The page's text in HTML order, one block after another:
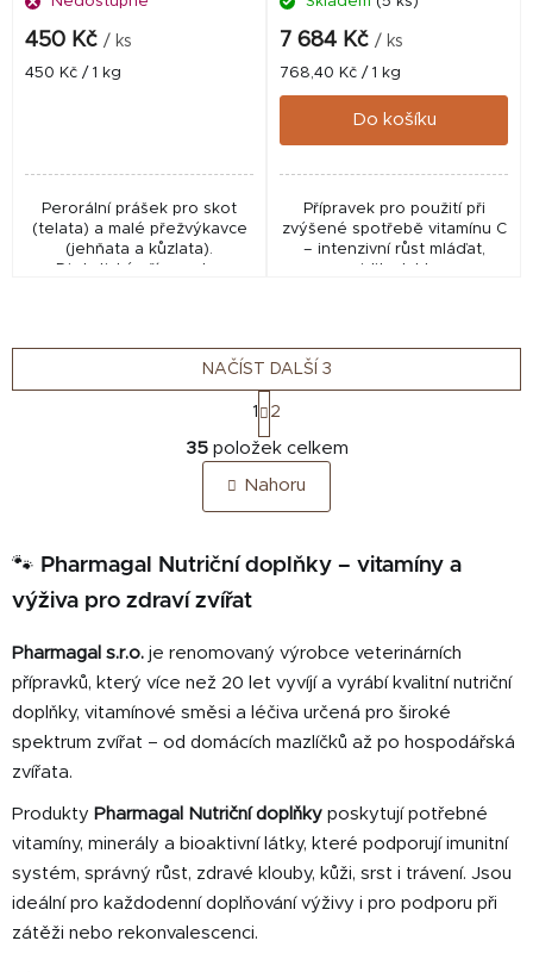
450 Kč / ks
Měrná
450 Kč / 1 kg
Perorální prášek pro skot
(telata) a malé přežvýkavce
(jehňata a kůzlata).
7 684 Kč / ks
Měrná
cena:
768,40 Kč / 1 kg
Do košíku
Přípravek pro použití při
zvýšené spotřebě vitamínu C
– intenzivní růst mláďat,
O
v
l
á
a
p
r
v
y
ý
p
i
s
u
NAČÍST DALŠÍ 3
S
t
r
á
n
k
v
á
1 2
35položek celkem
Nahoru
🐾 Pharmagal Nutriční doplňky – vitamíny a
výživa pro zdraví zvířat
Pharmagal s.r.o. je renomovaný výrobce veterinárních
přípravků, který více než 20 let vyvíjí a vyrábí kvalitní nutriční
doplňky, vitamínové směsi a léčiva určená pro široké
spektrum zvířat – od domácích mazlíčků až po hospodářská
zvířata.
Produkty Pharmagal Nutriční doplňky poskytují potřebné
vitamíny, minerály a bioaktivní látky, které podporují imunitní
systém, správný růst, zdravé klouby, kůži, srst i trávení. Jsou
ideální pro každodenní doplňování výživy i pro podporu při
zátěži nebo rekonvalescenci.